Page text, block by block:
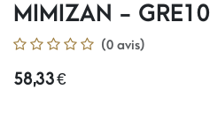
MIMIZAN - GRE10
(0 avis)
58,33€